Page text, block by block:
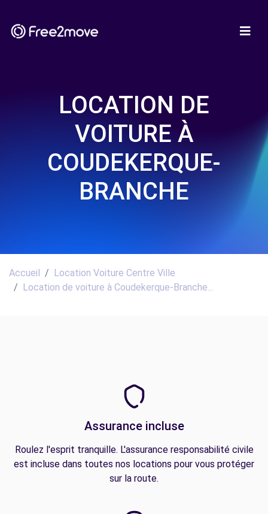
LOCATION DE
VOITURE À
COUDEKERQUE-
BRANCHE
Accueil
Location Voiture Centre Ville
Location de voiture à Coudekerque-Branche...
Assurance incluse
Roulez l'esprit tranquille. L'assurance responsabilité civile
est incluse dans toutes nos locations pour vous protéger
sur la route.